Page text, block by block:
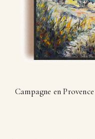
Campagne en Provence